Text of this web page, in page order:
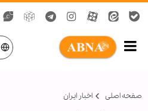
صفحه اصلی اخبار ایران